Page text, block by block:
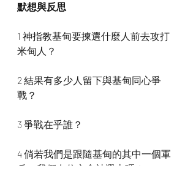
默想與反思
1 神指教基甸要揀選什麼人前去攻打
米甸人？
2 結果有多少人留下與基甸同心爭
戰？
3 爭戰在乎誰？
4 倘若我們是跟隨基甸的其中一個軍
兵，我們有信心會被選上嗎？